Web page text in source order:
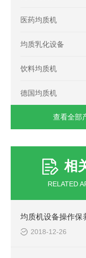
医药均质机
均质乳化设备
饮料均质机
德国均质机
查看全部
相
RELATED
均质机设备操作保
2018-12-26